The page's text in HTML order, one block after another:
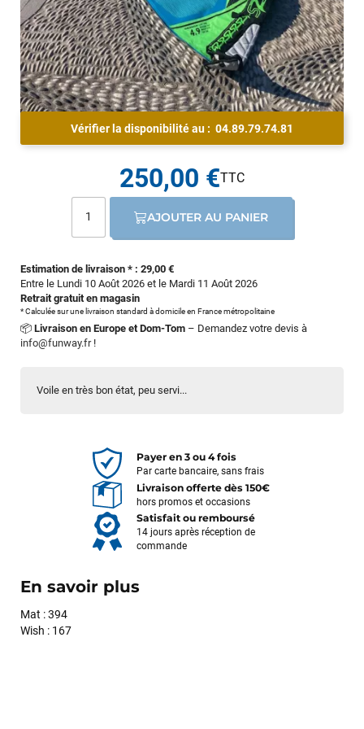
Voile en très bon état, peu servi...
Vérifier la disponibilité au : 04.89.79.74.81
Estimation de livraison * : 29,00 €
Entre le Lundi 10 Août 2026 et le Mardi 11 Août 2026
Retrait gratuit en magasin
* Calculée sur une livraison standard à domicile en France métropolitaine
📦 Livraison en Europe et Dom-Tom – Demandez votre devis à
info@funway.fr!
250,00 €
AJOUTER AU PANIER
Payer en 3 ou 4 fois
Par carte bancaire, sans frais
Livraison offerte dès 150€
hors promos et occasions
Satisfait ou remboursé
14 jours après réception de
commande
En savoir plus
Mat : 394
Wish : 167